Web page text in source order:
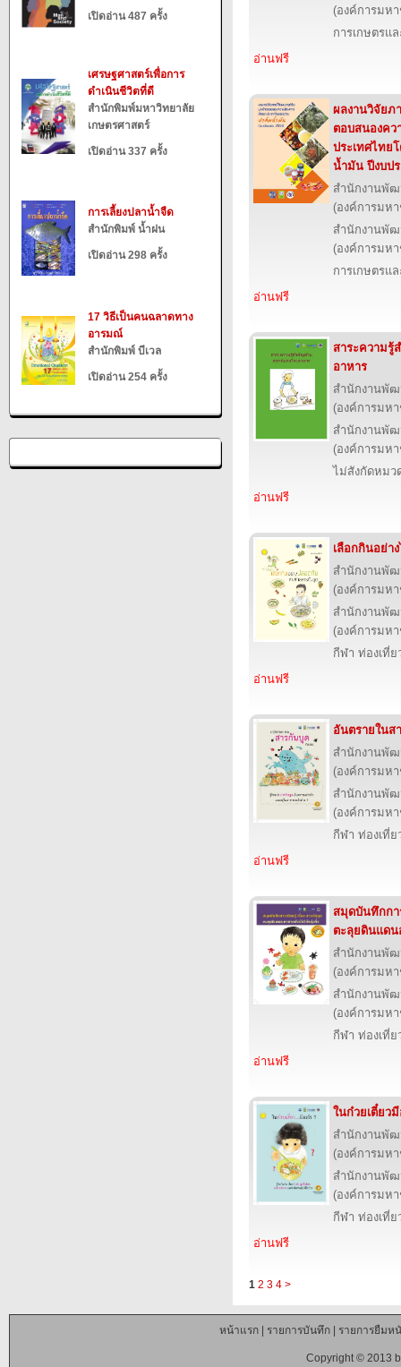
เปิดอ่าน 487 ครั้ง
เศรษฐศาสตร์เพื่อการ
ดำเนินชีวิตที่ดี
สำนักพิมพ์มหาวิทยาลัย
เกษตรศาสตร์
เปิดอ่าน 337 ครั้ง
การเลี้ยงปลาน้ำจืด
สำนักพิมพ์ น้ำฝน
เปิดอ่าน 298 ครั้ง
17 วิธีเป็นคนฉลาดทาง
อารมณ์
สำนักพิมพ์ บีเวล
เปิดอ่าน 254 ครั้ง
(องค์การมห
การเกษตรแ
อ่านฟรี
ผลงานวิจัยภ
ตอบสนองค
ประเทศไทย
น้ำมัน ปีงบป
สำนักงานพัฒ
(องค์การมห
สำนักงานพัฒ
(องค์การมห
การเกษตรแ
อ่านฟรี
สาระความรู้
อาหาร
สำนักงานพัฒ
(องค์การมห
สำนักงานพัฒ
(องค์การมห
ไม่สังกัดหมว
อ่านฟรี
เลือกกินอย่า
สำนักงานพัฒ
(องค์การมห
สำนักงานพัฒ
(องค์การมห
กีฬา ท่องเที่
อ่านฟรี
อันตรายในส
สำนักงานพัฒ
(องค์การมห
สำนักงานพัฒ
(องค์การมห
กีฬา ท่องเที่
อ่านฟรี
สมุดบันทึกกา
ตะลุยดินแดน
สำนักงานพัฒ
(องค์การมห
สำนักงานพัฒ
(องค์การมห
กีฬา ท่องเที่
อ่านฟรี
ในก๋วยเตี๋ยว
สำนักงานพัฒ
(องค์การมห
สำนักงานพัฒ
(องค์การมห
กีฬา ท่องเที่
อ่านฟรี
1 2 3 4 >
หน้าแรก| รายการบันทึก| รายการยืมห
Copyright © 2013